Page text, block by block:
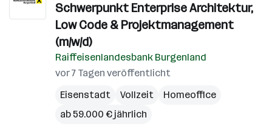
Schwerpunkt Enterprise Architektur,
Low Code & Projektmanagement
(m/w/d)
Raiffeisenlandesbank Burgenland
vor 7 Tagen veröffentlicht
Eisenstadt
Vollzeit
Homeoffice
ab 59.000 € jährlich